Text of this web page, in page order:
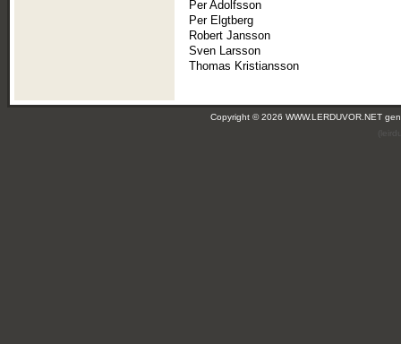
Per Adolfsson
Per Elgtberg
Robert Jansson
Sven Larsson
Thomas Kristiansson
Copyright © 2026 WWW.LERDUVOR.NET